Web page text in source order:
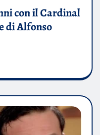
con il Cardinal
di Alfonso